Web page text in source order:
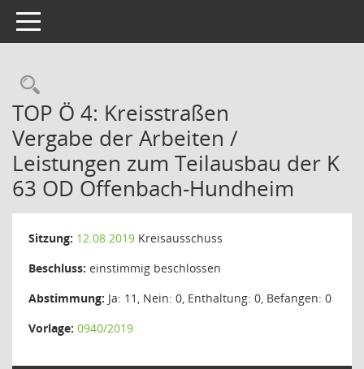
Toggle navigation
Rechercheauswahl
TOP Ö 4: Kreisstraßen
Vergabe der Arbeiten /
Leistungen zum Teilausbau der K
63 OD Offenbach-Hundheim
Sitzung: 12.08.2019 Kreisausschuss
Beschluss: einstimmig beschlossen
Abstimmung: Ja: 11, Nein: 0, Enthaltung: 0, Befangen: 0
Vorlage: 0940/2019